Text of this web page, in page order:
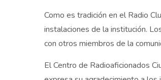
Como es tradición en el Radio
instalaciones de la institución.
con otros miembros de la
El Centro de Radioaficionados